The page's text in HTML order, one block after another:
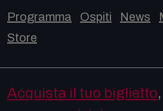
Programma Ospiti News
Store
Acquista il tuo biglietto,